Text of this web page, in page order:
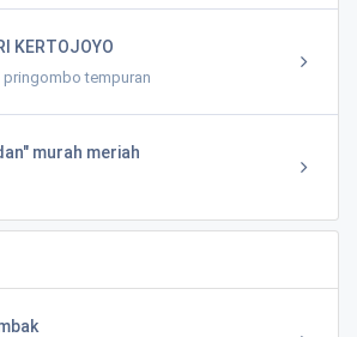
KERTOJOYO
pringombo tempuran
murah meriah